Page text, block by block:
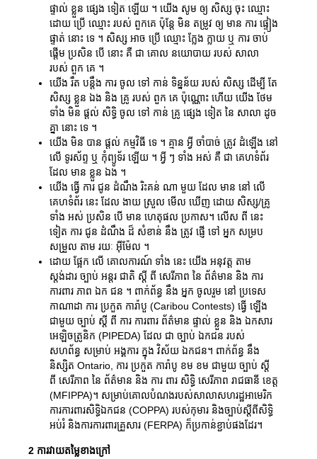
ផ្ទាល់ ខ្លួន ផ្សេង ទៀត ឡើយ ។ យើង សូម ឲ្យ សិស្ស ចុះ ឈ្មោះ
ដោយ ប្រើ ឈ្មោះ របស់ ពួកគេ ប៉ុន្តែ មិន តម្រូវ ឲ្យ មាន ការ ផ្ទៀង
ផ្ទាត់ នោះ ទេ ។ សិស្ស អាច ប្រើ ឈ្មោះ ក្លែង ក្លាយ ឬ ការ ចាប់
ផ្តើម ប្រសិន បើ នោះ គឺ ជា គោល នយោបាយ របស់ សាលា
របស់ ពួក គេ ។
យើង រឹត បន្តឹង ការ ចូល ទៅ កាន់ ទិន្នន័យ របស់ សិស្ស ដើម្បី តែ
សិស្ស ខ្លួន ឯង និង គ្រូ របស់ ពួក គេ ប៉ុណ្ណោះ ហើយ យើង ថែម
ទាំង មិន ផ្តល់ សិទ្ធិ ចូល ទៅ កាន់ គ្រូ ផ្សេង ទៀត នៃ សាលា ដូច
គ្នា នោះ ទេ ។
យើង មិន បាន ផ្តល់ កម្មវិធី ទេ ។ គ្មាន អ្វី ចាំបាច់ ត្រូវ ដំឡើង នៅ
លើ ទូរស័ព្ទ ឬ កុំព្យូទ័រ ឡើយ ។ អ្វី ៗ ទាំង អស់ គឺ ជា គេហទំព័រ
ដែល មាន ខ្លួន ឯង ។
យើង ធ្វើ ការ ជូន ដំណឹង រិះគន់ ណា មួយ ដែល មាន នៅ លើ
គេហទំព័រ នេះ ដែល ងាយ ស្រួល មើល ឃើញ ដោយ សិស្ស/គ្រូ
ទាំង អស់ ប្រសិន បើ មាន ហេតុផល ប្រកាស។ លើស ពី នេះ
ទៀត ការ ជូន ដំណឹង ដ៏ សំខាន់ នឹង ត្រូវ ផ្ញើ ទៅ អ្នក សម្រប
សម្រួល តាម រយៈ អ៊ីម៉ែល ។
ដោយ ផ្អែក លើ គោលការណ៍ ទាំង នេះ យើង អនុវត្ត តាម
ស្តង់ដារ ច្បាប់ អន្តរ ជាតិ ស្តី ពី សេរីភាព នៃ ព័ត៌មាន និង ការ
ការពារ ភាព ឯក ជន ។ ពាក់ព័ន្ធ នឹង អ្នក ចូលរួម នៅ ប្រទេស
កាណាដា ការ ប្រកួត ការ៉ាបួ (Caribou Contests) ធ្វើ ឡើង
ជាមួយ ច្បាប់ ស្តី ពី ការ ការពារ ព័ត៌មាន ផ្ទាល់ ខ្លួន និង ឯកសារ
អេឡិចត្រូនិក (PIPEDA) ដែល ជា ច្បាប់ ឯកជន របស់
សហព័ន្ធ សម្រាប់ អង្គការ ក្នុង វិស័យ ឯកជន។ ពាក់ព័ន្ធ នឹង
និស្សិត Ontario, ការ ប្រកួត ការ៉ាបូ ខម ខម ជាមួយ ច្បាប់ ស្តី
ពី សេរីភាព នៃ ព័ត៌មាន និង ការ ពារ សិទ្ធិ សេរីភាព រាជធានី ខេត្ត
(MFIPPA)។ សម្រាប់គោលបំណងរបស់សាលាសហរដ្ឋអាមេរិក
ការការពារសិទ្ធិឯកជន (COPPA) របស់កុមារ និងច្បាប់ស្តីពីសិទ្ធិ
អប់រំ និងការការពារគ្រួសារ (FERPA) ក៏ប្រកាន់ខ្ជាប់ផងដែរ។
2 ការវាយតម្លៃខាងក្រៅ